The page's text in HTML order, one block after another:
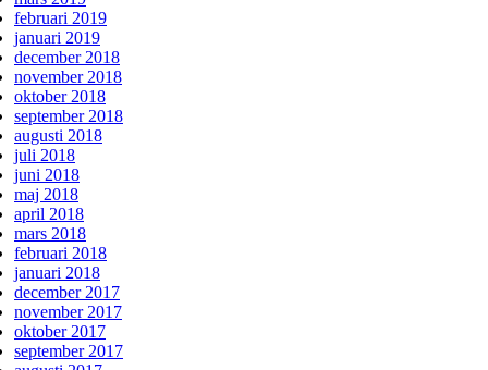
februari 2019
januari 2019
december 2018
november 2018
oktober 2018
september 2018
augusti 2018
juli 2018
juni 2018
maj 2018
april 2018
mars 2018
februari 2018
januari 2018
december 2017
november 2017
oktober 2017
september 2017